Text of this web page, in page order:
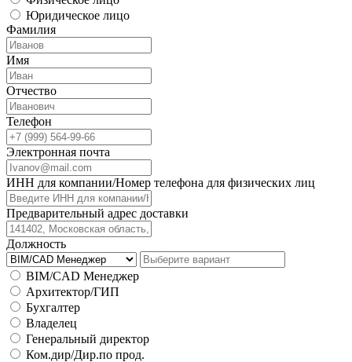
Юридическое лицо
Фамилия
Имя
Отчество
Телефон
Электронная почта
ИНН для компании/Номер телефона для физических лиц
Предварительный адрес доставки
Должность
BIM/CAD Менеджер
Архитектор/ГИП
Бухгалтер
Владелец
Генеральный директор
Ком.дир/Дир.по прод.